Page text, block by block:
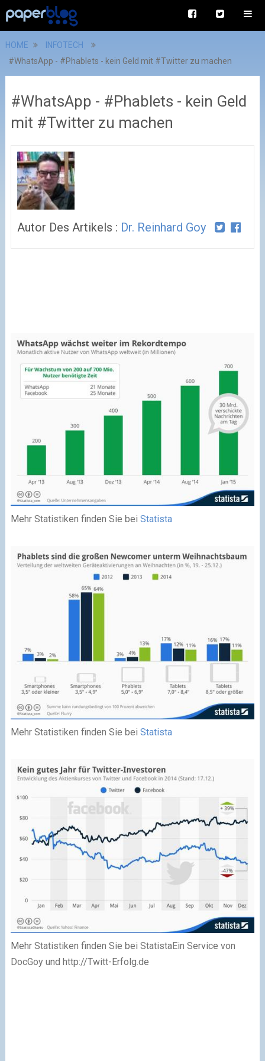
HOME
INFOTECH
#WhatsApp - #Phablets - kein Geld mit #Twitter zu machen
#WhatsApp - #Phablets - kein Geld
mit #Twitter zu machen
Autor Des Artikels : Dr. Reinhard Goy
Mehr Statistiken finden Sie bei Statista
Mehr Statistiken finden Sie bei Statista
Mehr Statistiken finden Sie bei StatistaEin Service von
DocGoy und http://Twitt-Erfolg.de